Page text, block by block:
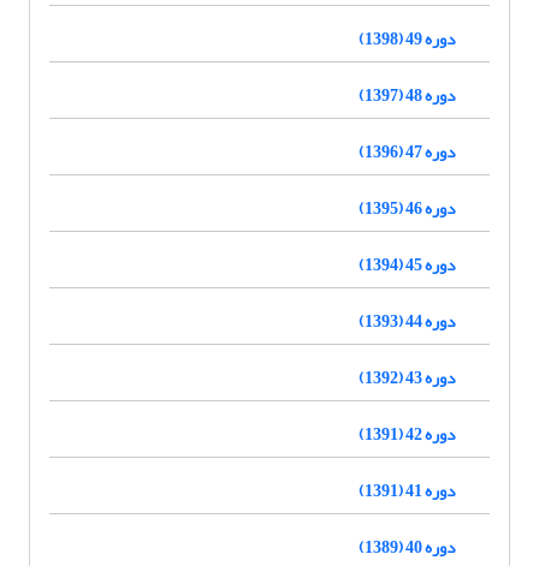
دوره 49 (1398)
دوره 48 (1397)
دوره 47 (1396)
دوره 46 (1395)
دوره 45 (1394)
دوره 44 (1393)
دوره 43 (1392)
دوره 42 (1391)
دوره 41 (1391)
دوره 40 (1389)